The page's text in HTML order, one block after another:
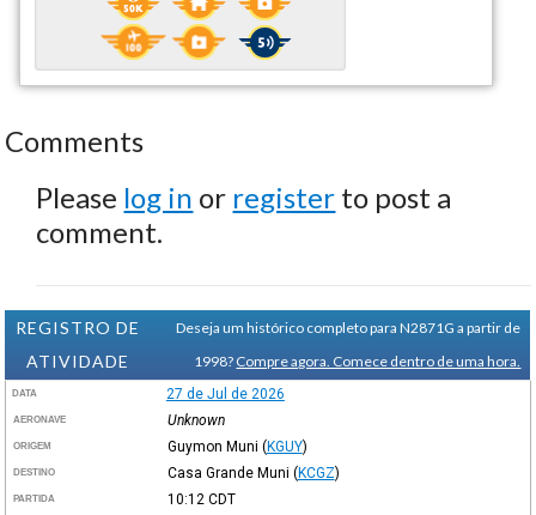
Comments
Please log in or register to post a
comment.
REGISTRO DE
ATIVIDADE
Deseja um histórico completo para N2871G a partir de
1998? Compre agora. Comece dentro de uma hora.
DATA 27 de Jul de 2026
AERONAVE Unknown
ORIGEM Guymon Muni (KGUY)
DESTINO Casa Grande Muni (KCGZ)
PARTIDA 10:12 CDT